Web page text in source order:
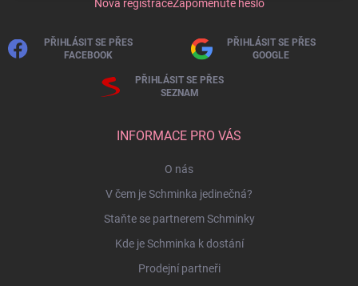
Nová registraceZapomenuté heslo
PŘIHLÁSIT SE PŘES
FACEBOOK
PŘIHLÁSIT SE PŘES
GOOGLE
PŘIHLÁSIT SE PŘES
SEZNAM
INFORMACE PRO VÁS
O nás
V čem je Schminka jedinečná?
Staňte se partnerem Schminky
Kde je Schminka k dostání
Prodejní partneři